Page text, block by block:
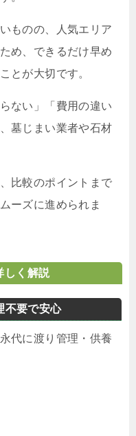
ものの、人気エリア
め、できるだけ早め
とが大切です。
ない」「費用の違い
墓じまい業者や石材
比較のポイントまで
ーズに進められま
しく解説
不要で安心
代に渡り管理・供養